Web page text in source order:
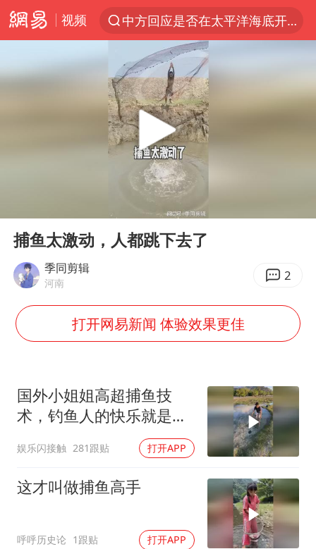
视频
中方回应是否在太平洋海底开采稀土
宇树科技发行价格150.80元/股
看守所辅警收受10万获刑1年
U17国足1分钟轰2球
“China Cool”成海外热词
41岁女子为鼓励女儿考上985研究生
宇树科技王兴兴身家有望超200亿元
五粮液渠道价一箱上涨近百元
贵州轮胎子公司获美国退税8136万
郑国霖回应去景区上班被保安拦下
CIA被曝已秘密设立古巴工作组
奋进开新局 实干挑大梁
Play
捕鱼太激动，人都跳下去了
季同剪辑
河南 2
打开网易新闻 体验效果更佳
国外小姐姐高超捕鱼技
术，钓鱼人的快乐就是这
么简单，还游刃有余
娱乐闪接触 281跟贴 打开APP
这才叫做捕鱼高手
呼呼历史论 1跟贴 打开APP